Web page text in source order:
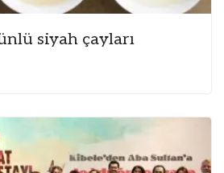
siyah çayları